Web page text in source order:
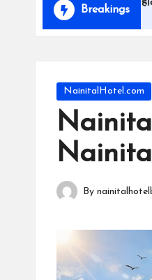
.c
m
Breakings
और फूलों की होली ने जीता
Posted
in
NainitalHotel.com
Posted
By